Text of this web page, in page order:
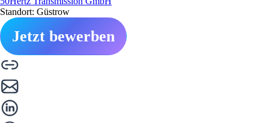
Standort: Güstrow
Jetzt bewerben